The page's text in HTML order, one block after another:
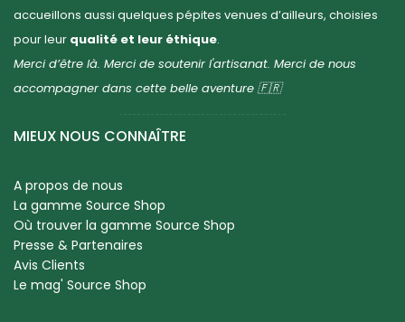
accueillons aussi quelques pépites venues d’ailleurs, choisies
pour leur qualité et leur éthique.
Merci d’être là. Merci de soutenir l'artisanat. Merci de nous
accompagner dans cette belle aventure 🇫🇷
MIEUX NOUS CONNAÎTRE
A propos de nous
La gamme Source Shop
Où trouver la gamme Source Shop
Presse & Partenaires
Avis Clients
Le mag' Source Shop